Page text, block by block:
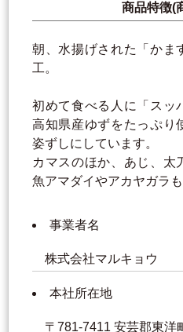
商品特徴(
朝、水揚げされた「かま
工。
初めて食べる人に「スッ
高知県産ゆずをたっぷり
姿ずしにしています。
カマスのほか、あじ、太
魚アマダイやアカヤガラ
事業者名
株式会社マルキョウ
本社所在地
〒781-7411 安芸郡東洋